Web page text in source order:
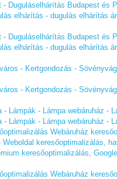
Duguláselhárítás Budapest és
elhárítás - dugulás elhárítás
Duguláselhárítás Budapest és
elhárítás - dugulás elhárítás
- Kertgondozás -
- Kertgondozás -
Lámpák - Lámpa webáruház -
Lámpák - Lámpa webáruház -
Webáruház
keresőoptimalizálás,
keresőoptimalizálás,
Webáruház